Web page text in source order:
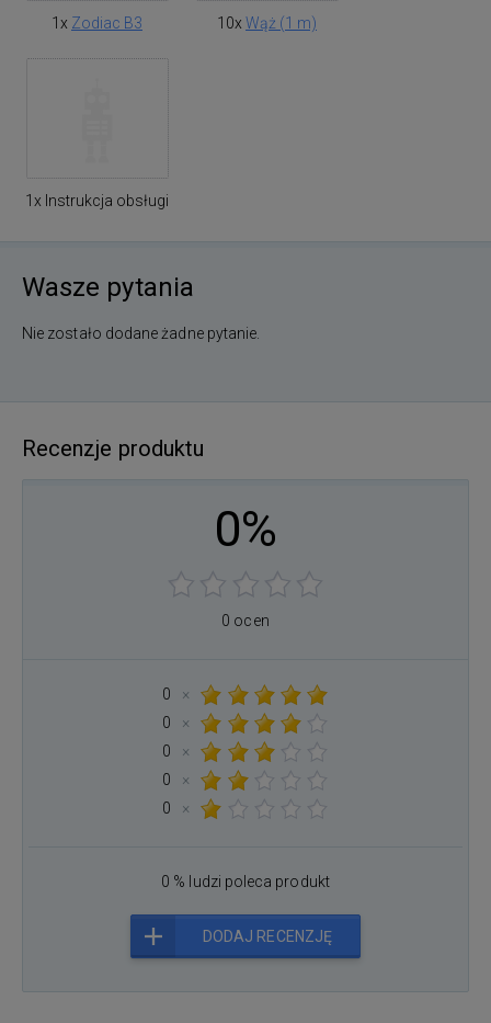
1x Zodiac B3 10x Wąż (1 m)
1x Instrukcja obsługi
Wasze pytania
Nie zostało dodane żadne pytanie.
Recenzje produktu
0%
0 ocen
0
×
0
×
0
×
0
×
0
×
0 % ludzi poleca produkt
DODAJ RECENZJĘ